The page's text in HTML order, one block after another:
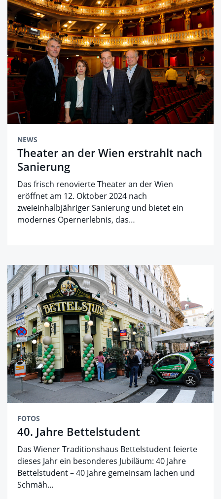
NEWS
Theater an der Wien erstrahlt nach
Sanierung
Das frisch renovierte Theater an der Wien
eröffnet am 12. Oktober 2024 nach
zweieinhalbjähriger Sanierung und bietet ein
modernes Opernerlebnis, das…
FOTOS
40. Jahre Bettelstudent
Das Wiener Traditionshaus Bettelstudent feierte
dieses Jahr ein besonderes Jubiläum: 40 Jahre
Bettelstudent – 40 Jahre gemeinsam lachen und
Schmäh…